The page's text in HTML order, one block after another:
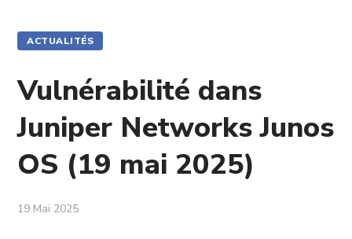
ACTUALITÉS
Vulnérabilité dans
Juniper Networks Junos
OS (19 mai 2025)
19 Mai 2025